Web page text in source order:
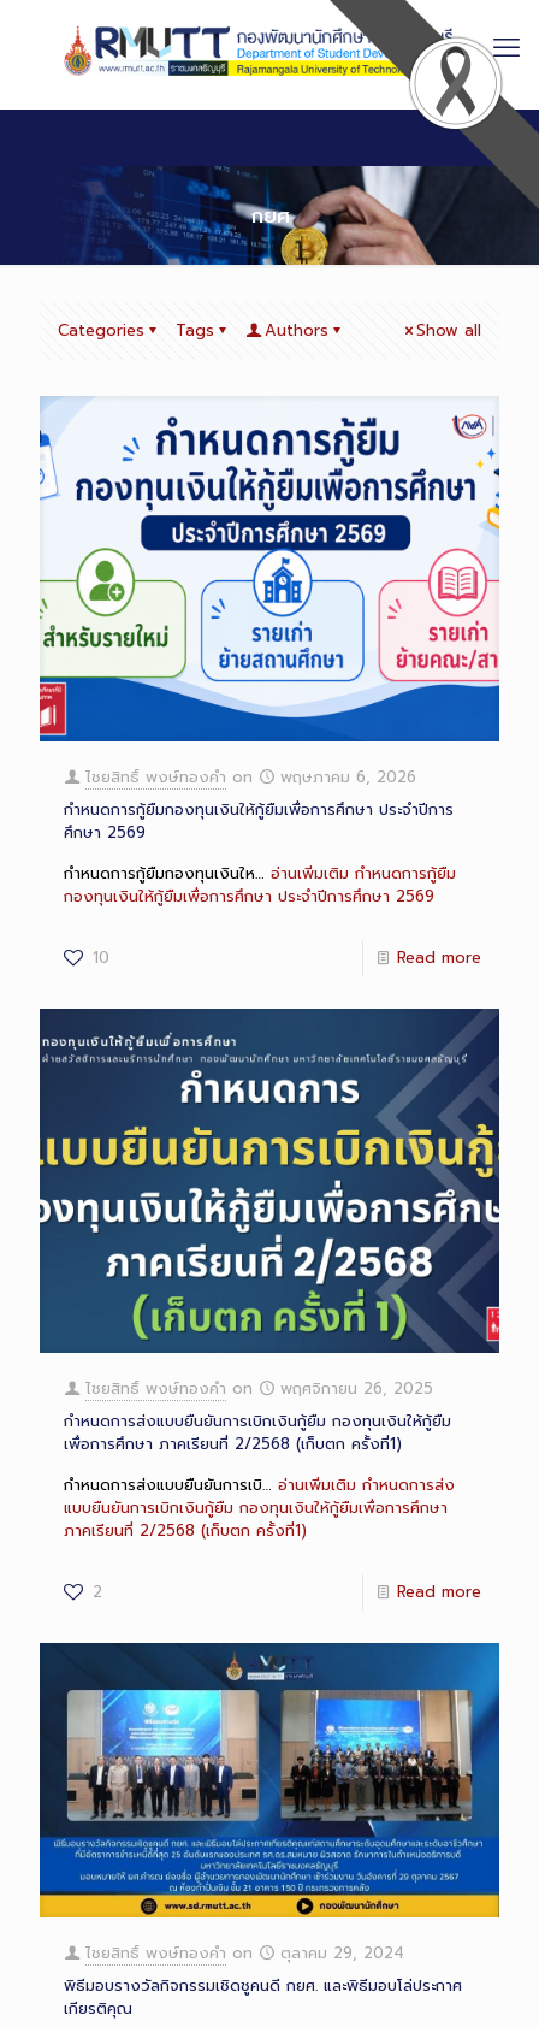
กยศ
Categories Tags Authors Show all
ไชยสิทธิ์ พงษ์ทองคำ on
พฤษภาคม 6, 2026
กำหนดการกู้ยืมกองทุนเงินให้กู้ยืมเพื่อการศึกษา ประจำปีการ
ศึกษา 2569
กำหนดการกู้ยืมกองทุนเงินให… อ่านเพิ่มเติม กำหนดการกู้ยืม
กองทุนเงินให้กู้ยืมเพื่อการศึกษา ประจำปีการศึกษา 2569
10 Read more
ไชยสิทธิ์ พงษ์ทองคำ on
พฤศจิกายน 26, 2025
กำหนดการส่งแบบยืนยันการเบิกเงินกู้ยืม กองทุนเงินให้กู้ยืม
เพื่อการศึกษา ภาคเรียนที่ 2/2568 (เก็บตก ครั้งที่1)
กำหนดการส่งแบบยืนยันการเบิ… อ่านเพิ่มเติม กำหนดการส่ง
แบบยืนยันการเบิกเงินกู้ยืม กองทุนเงินให้กู้ยืมเพื่อการศึกษา
ภาคเรียนที่ 2/2568 (เก็บตก ครั้งที่1)
2 Read more
ไชยสิทธิ์ พงษ์ทองคำ on
ตุลาคม 29, 2024
พิธีมอบรางวัลกิจกรรมเชิดชูคนดี กยศ. และพิธีมอบโล่ประกาศ
เกียรติคุณ